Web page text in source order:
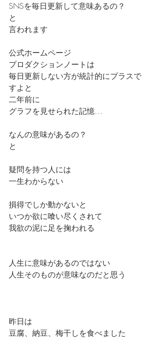
SNSを毎日更新して意味あるの？
と
言われます
公式ホームページ
プロダクションノートは
毎日更新しない方が統計的にプラスで
すよと
二年前に
グラフを見せられた記憶…
なんの意味があるの？
と
疑問を持つ人には
一生わからない
損得でしか動かないと
いつか欲に喰い尽くされて
我欲の泥に足を掬われる
人生に意味があるのではない
人生そのものが意味なのだと思う
昨日は
豆腐、納豆、梅干しを食べました